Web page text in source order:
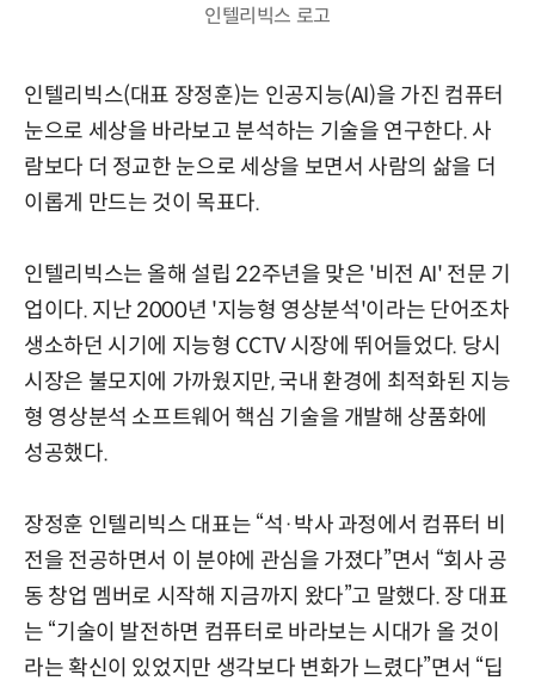
인텔리빅스 로고
인텔리빅스(대표 장정훈)는 인공지능(AI)을 가진 컴퓨터
눈으로 세상을 바라보고 분석하는 기술을 연구한다. 사
람보다 더 정교한 눈으로 세상을 보면서 사람의 삶을 더
이롭게 만드는 것이 목표다.
인텔리빅스는 올해 설립 22주년을 맞은 '비전 AI' 전문 기
업이다. 지난 2000년 '지능형 영상분석'이라는 단어조차
생소하던 시기에 지능형 CCTV 시장에 뛰어들었다. 당시
시장은 불모지에 가까웠지만, 국내 환경에 최적화된 지능
형 영상분석 소프트웨어 핵심 기술을 개발해 상품화에
성공했다.
장정훈 인텔리빅스 대표는 “석·박사 과정에서 컴퓨터 비
전을 전공하면서 이 분야에 관심을 가졌다”면서 “회사 공
동 창업 멤버로 시작해 지금까지 왔다”고 말했다. 장 대표
는 “기술이 발전하면 컴퓨터로 바라보는 시대가 올 것이
라는 확신이 있었지만 생각보다 변화가 느렸다”면서 “딥